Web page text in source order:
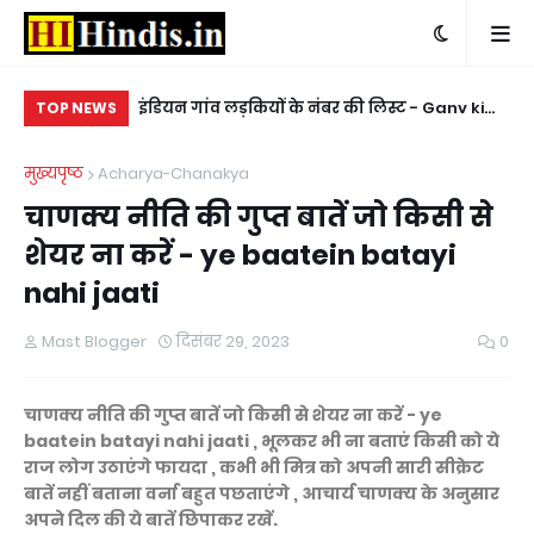
TOP NEWS
se
इंडियन गांव लड़कियों के नंबर की लिस्ट - Ganv ki
मुख्यपृष्ठ
Acharya-Chanakya
चाणक्य नीति की गुप्त बातें जो किसी से
शेयर ना करें - ye baatein batayi
nahi jaati
Mast Blogger दिसंबर 29, 2023 0
चाणक्य नीति की गुप्त बातें जो किसी से शेयर ना करें - ye
baatein batayi nahi jaati , भूलकर भी ना बताएं किसी को ये
राज लोग उठाएंगे फायदा , कभी भी मित्र को अपनी सारी सीक्रेट
बातें नहीं बताना वर्ना बहुत पछताएंगे , आचार्य चाणक्य के अनुसार
अपने दिल की ये बातें छिपाकर रखें.